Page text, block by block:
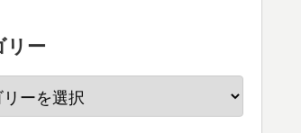
リー